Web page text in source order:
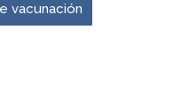
vacunación